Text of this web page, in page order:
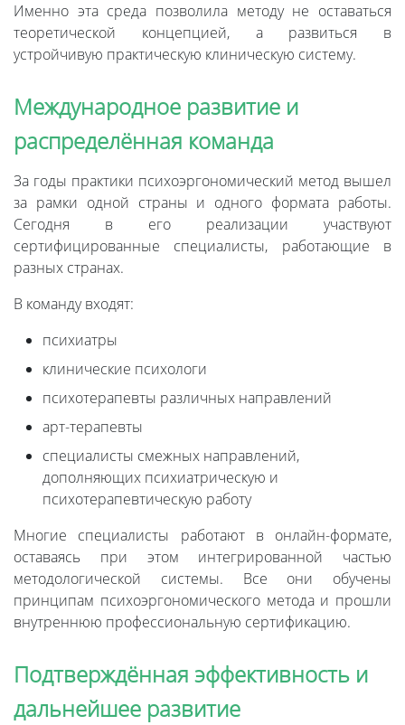
Именно эта среда позволила методу не оставаться
теоретической концепцией, а развиться в
устройчивую практическую клиническую систему.
Международное развитие и
распределённая команда
За годы практики психоэргономический метод вышел
за рамки одной страны и одного формата работы.
Сегодня в его реализации участвуют
сертифицированные специалисты, работающие в
разных странах.
В команду входят:
психиатры
клинические психологи
психотерапевты различных направлений
арт-терапевты
специалисты смежных направлений,
дополняющих психиатрическую и
психотерапевтическую работу
Многие специалисты работают в онлайн-формате,
оставаясь при этом интегрированной частью
методологической системы. Все они обучены
принципам психоэргономического метода и прошли
внутреннюю профессиональную сертификацию.
Подтверждённая эффективность и
дальнейшее развитие